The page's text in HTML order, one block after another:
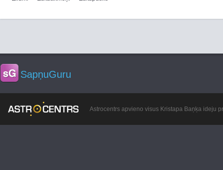
SapņuGuru
Astrocentrs apvieno visus Kristapa Baņķa ideju